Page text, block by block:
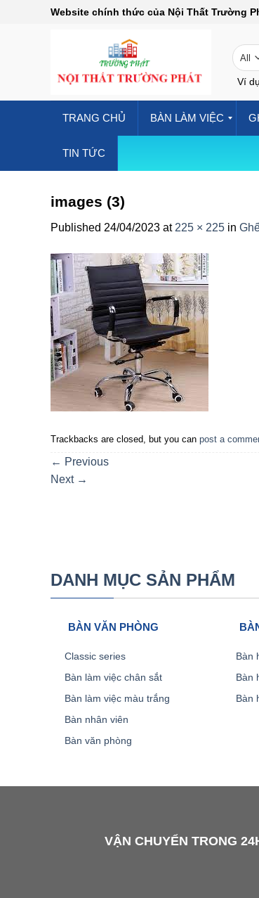
Website chính thức của Nội Thất Trường
Ví
TRANG CHỦ BÀN LÀM VIỆC
TIN TỨC
images (3)
Published 24/04/2023 at 225 × 225 in
Trackbacks are closed, but you can post a
← Previous
Next →
DANH MỤC SẢN PHẨM
BÀN VĂN PHÒNG
Classic series
Bàn làm việc chân sắt
Bàn làm việc màu trắng
Bàn nhân viên
Bàn văn phòng
Bàn
Bàn
Bàn
VẬN CHUYỂN TRONG